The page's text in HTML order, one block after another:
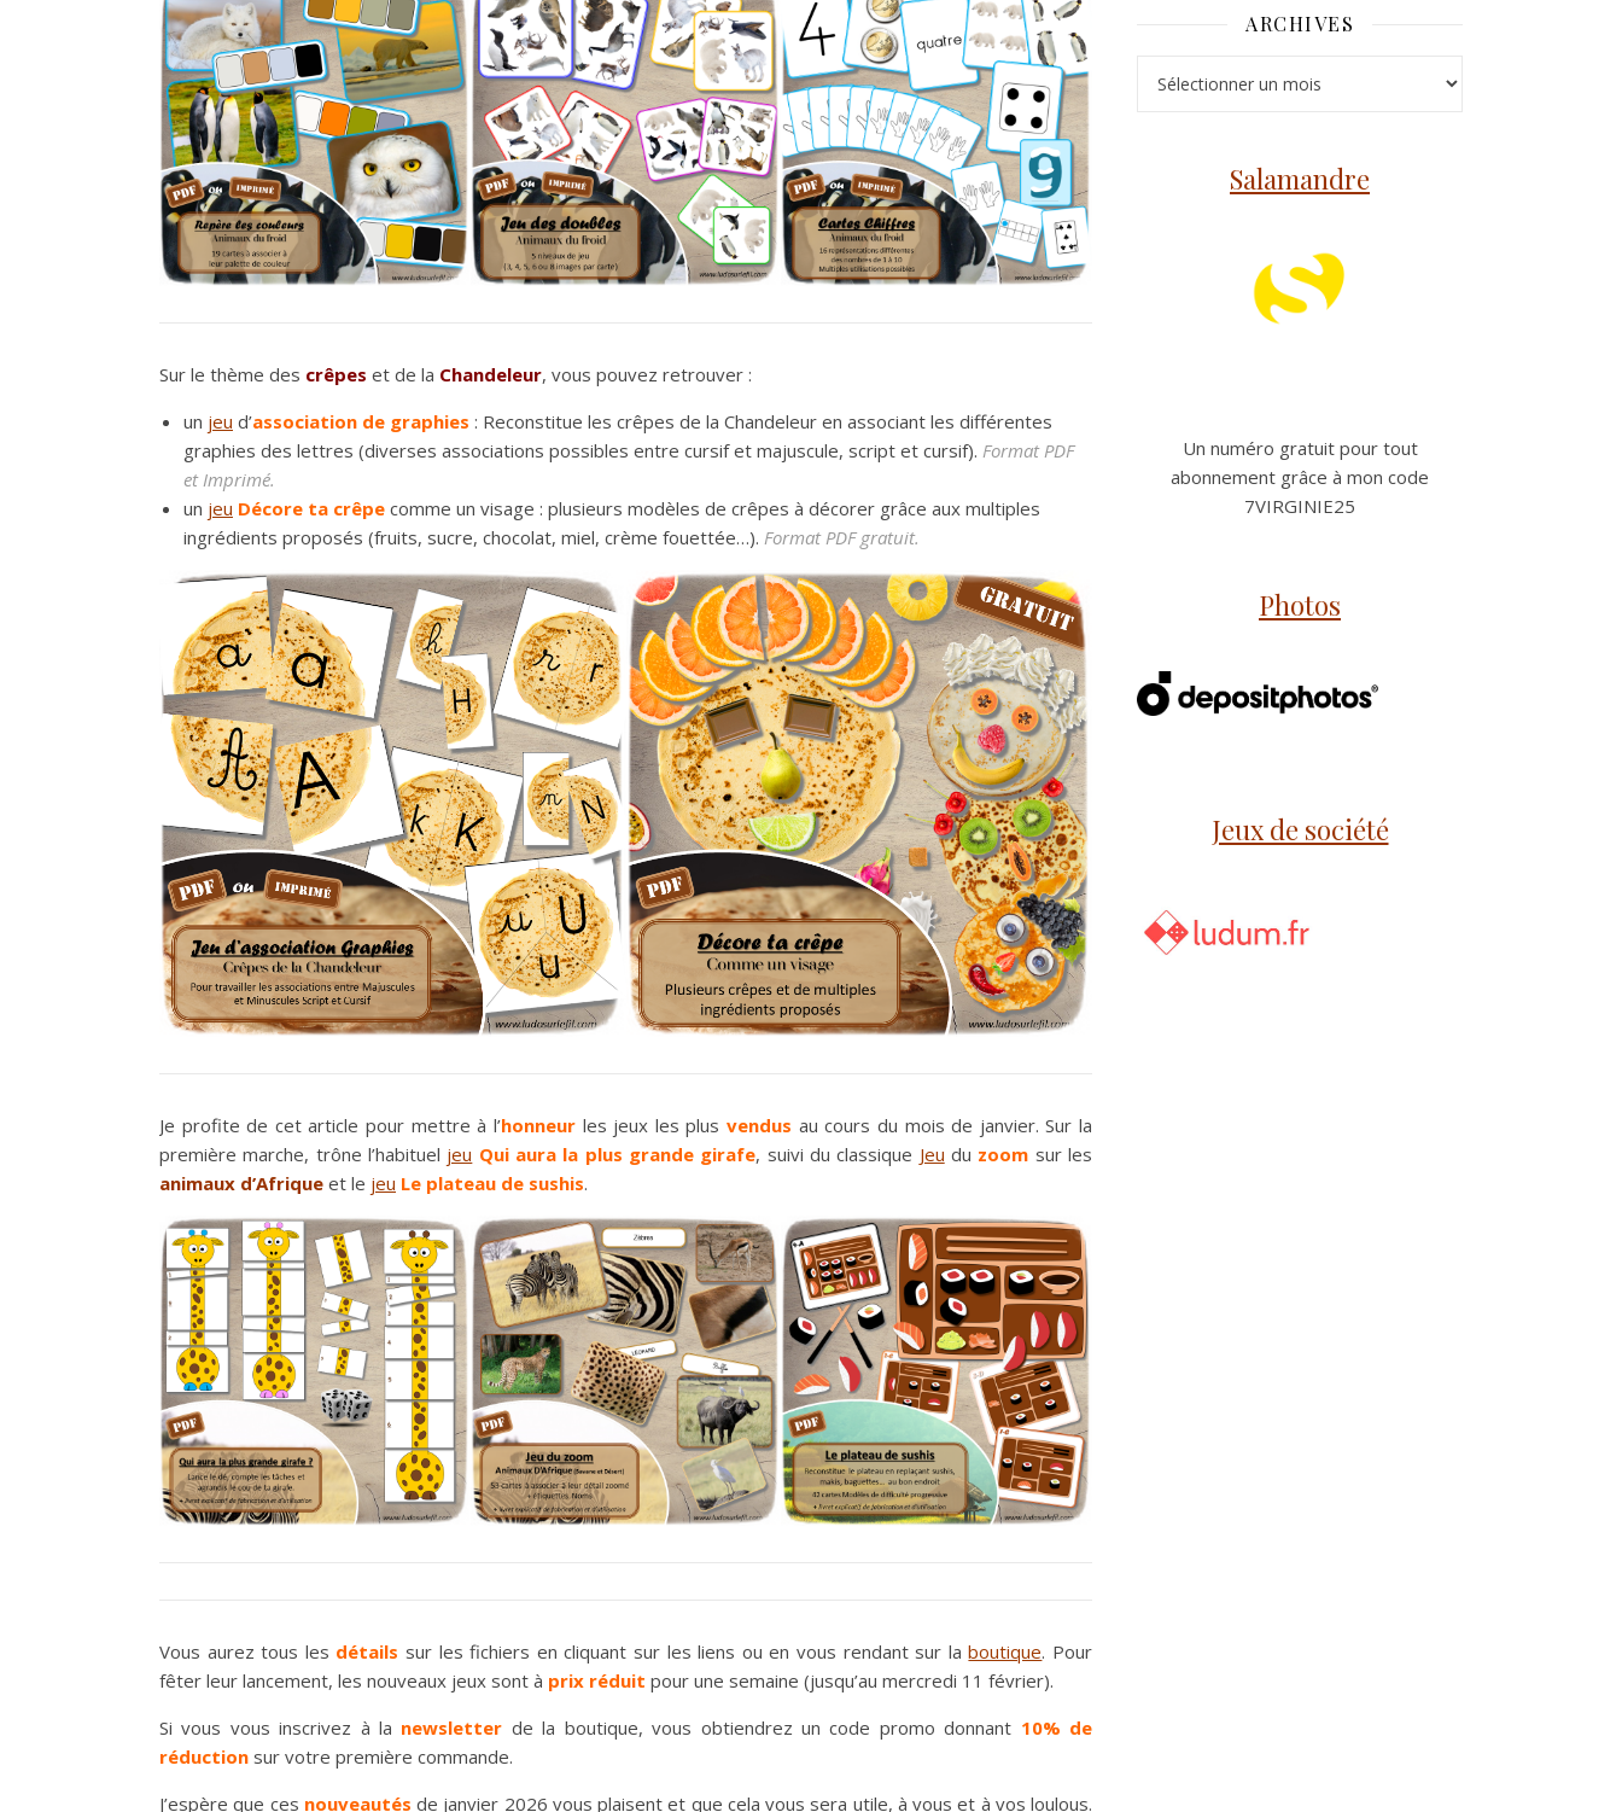
Sur le thème des crêpes et de la Chandeleur, vous pouvez retrouver :
un jeu d’association de graphies : Reconstitue les crêpes de la Chandeleur en associant les différentes
graphies des lettres (diverses associations possibles entre cursif et majuscule, script et cursif). Format PDF
et Imprimé.
un jeu Décore ta crêpe comme un visage : plusieurs modèles de crêpes à décorer grâce aux multiples
ingrédients proposés (fruits, sucre, chocolat, miel, crème fouettée…). Format PDF gratuit.
Je profite de cet article pour mettre à l’honneurles jeux les plusvendus au cours du mois de janvier. Sur la
première marche, trône l’habituel jeu Qui aura la plus grande girafe, suivi du classique Jeu du zoom sur les
animaux d’Afrique et le jeu Le plateau de sushis.
Vous aurez tous les détails sur les fichiers en cliquant sur les liens ou en vous rendant sur laboutique. Pour
fêter leur lancement, les nouveaux jeux sont à prix réduit pour une semaine (jusqu’au mercredi 11 février).
Si vous vous inscrivez à la newsletter de la boutique, vous obtiendrez un code promo donnant 10% de
réduction sur votre première commande.
J’espère que ces nouveautés de janvier 2026 vous plaisent et que cela vous sera utile, à vous et à vos loulous.
ARCHIVES
Salamandre
Un numéro gratuit pour tout
abonnement grâce à mon code
7VIRGINIE25
Photos
Jeux de société